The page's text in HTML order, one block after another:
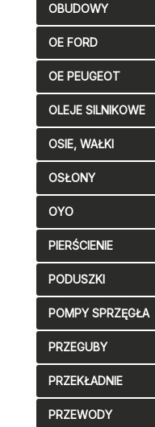
OBUDOWY
OE FORD
OE PEUGEOT
OLEJE SILNIKOWE
OSIE, WAŁKI
OSŁONY
OYO
PIERŚCIENIE
PODUSZKI
POMPY SPRZĘGŁA
PRZEGUBY
PRZEKŁADNIE
PRZEWODY